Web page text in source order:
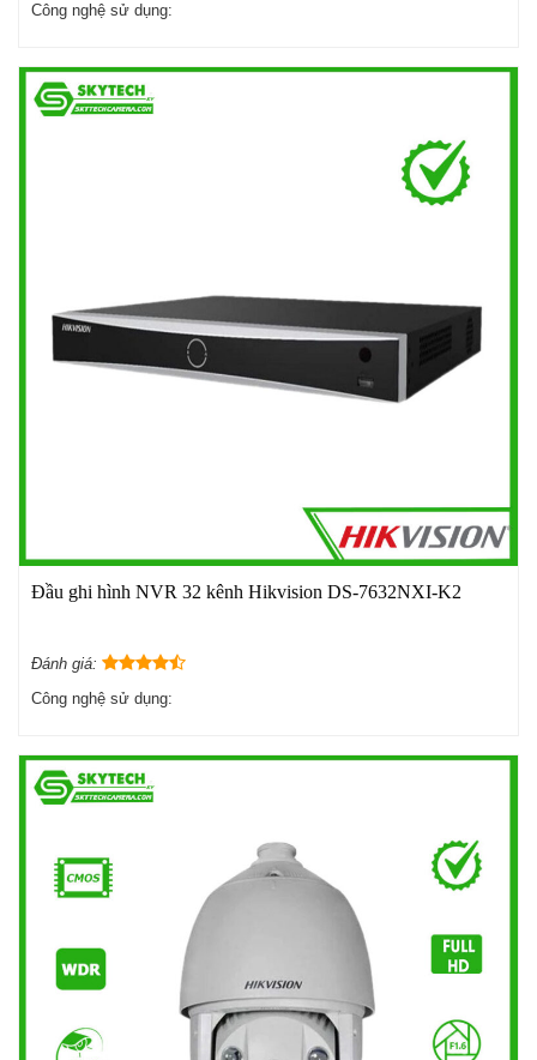
Công nghệ sử dụng:
Đầu ghi hình NVR 32 kênh Hikvision DS-7632NXI-K2
Đánh giá:
Công nghệ sử dụng: